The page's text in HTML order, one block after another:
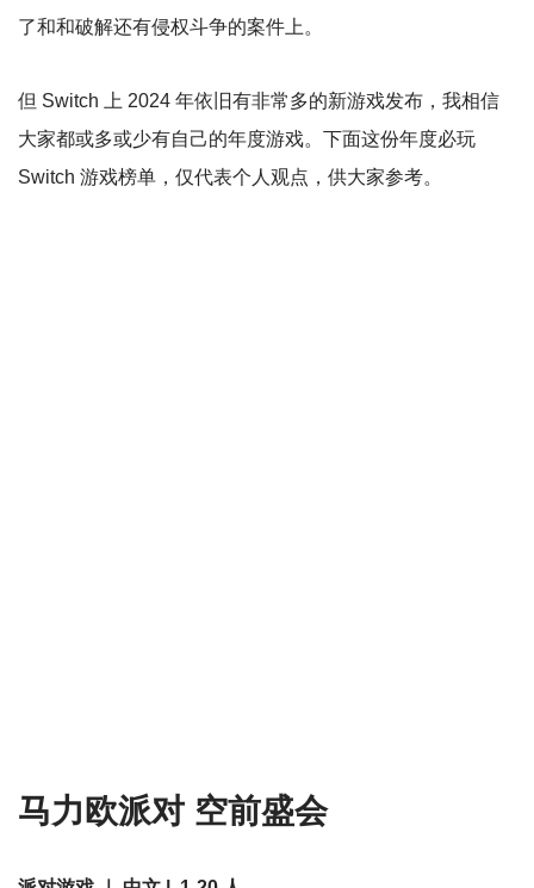
了和和破解还有侵权斗争的案件上。
但 Switch 上 2024 年依旧有非常多的新游戏发布，我相信
大家都或多或少有自己的年度游戏。下面这份年度必玩
Switch 游戏榜单，仅代表个人观点，供大家参考。
马力欧派对 空前盛会